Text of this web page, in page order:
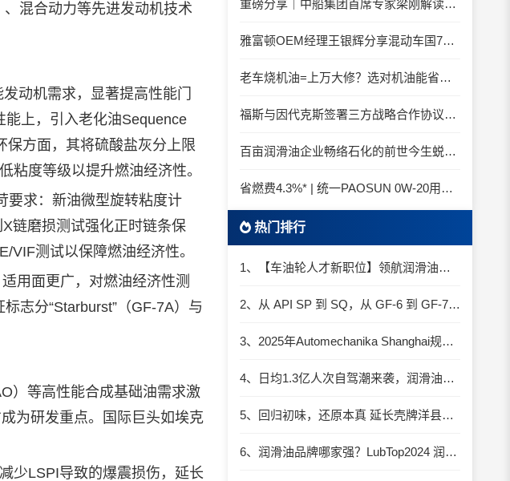
混合动力等先进发动机技术
动机需求，显著提高性能门
上，引入老化油Sequence
保方面，其将硫酸盐灰分上限
粘度等级以提升燃油经济性。
求：新油微型旋转粘度计
链磨损测试强化正时链条保
VIF测试以保障燃油经济性。
用面更广，对燃油经济性测
志分“Starburst”（GF-7A）与
）等高性能合成基础油需求激
为研发重点。国际巨头如埃克
少LSPI导致的爆震损伤，延长
重磅分享｜中船集团首席专家梁刚解读船舶动力润滑需求
雅富顿OEM经理王银辉分享混动车国7后处理系统的润滑油要求
老车烧机油=上万大修？选对机油能省大钱！
福斯与因代克斯签署三方战略合作协议，覆盖全系列机床
百亩润滑油企业畅络石化的前世今生蜕变之路
省燃费4.3%* | 统一PAOSUN 0W-20用认证和标准说话
热门排行
1、【车油轮人才新职位】领航润滑油优质职位招聘
2、从 API SP 到 SQ，从 GF-6 到 GF-7：润滑油技术壁垒再升高，你准备好了吗？
3、2025年Automechanika Shanghai规模再度扩大：首次启用国家会展中心（上海）全部15个展馆
4、日均1.3亿人次自驾潮来袭，润滑油行业解锁增长新密码​
5、回归初味，还原本真 延长壳牌洋县踏春自驾游
6、润滑油品牌哪家强？LubTop2024 润滑油总评榜荣耀张榜